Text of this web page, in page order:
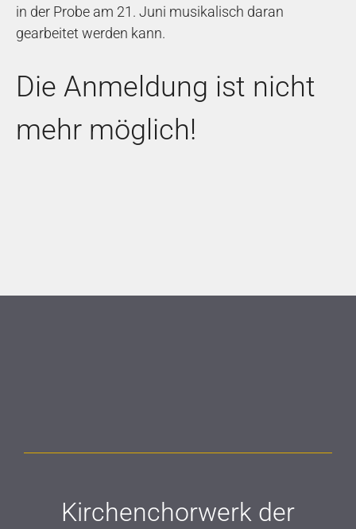
in der Probe am 21. Juni musikalisch daran
gearbeitet werden kann.
Die Anmeldung ist nicht
mehr möglich!
Kirchenchorwerk der